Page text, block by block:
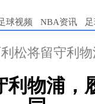
球视频 NBA资讯
松将留守利
利物浦，